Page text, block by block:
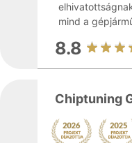
mind a
8.8
Chiptuning